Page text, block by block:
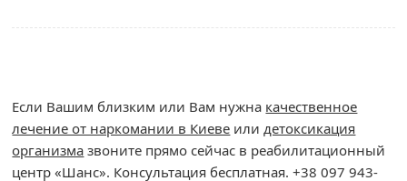
Если Вашим близким или Вам нужна качественное
лечение от наркомании в Киеве илидетоксикация
организма звоните прямо сейчас в реабилитационный
центр «Шанс». Консультация бесплатная. +38 097 943-